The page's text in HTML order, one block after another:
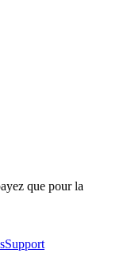
que pour la
Support